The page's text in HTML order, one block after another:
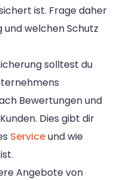
ist. Frage daher
welchen Schutz
solltest du
Bewertungen und
Dies gibt dir
Serviceund wie
Angebote von